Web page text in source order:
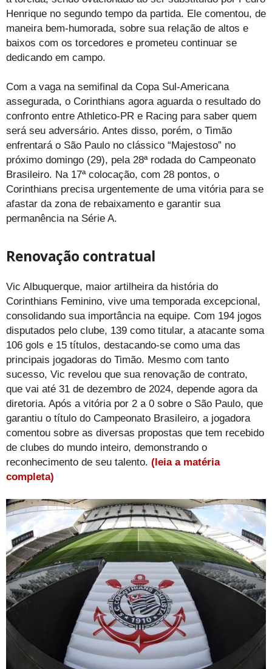
Henrique no segundo tempo da partida. Ele comentou, de
maneira bem-humorada, sobre sua relação de altos e
baixos com os torcedores e prometeu continuar se
dedicando em campo.
Com a vaga na semifinal da Copa Sul-Americana
assegurada, o Corinthians agora aguarda o resultado do
confronto entre Athletico-PR e Racing para saber quem
será seu adversário. Antes disso, porém, o Timão
enfrentará o São Paulo no clássico “Majestoso” no
próximo domingo (29), pela 28ª rodada do Campeonato
Brasileiro. Na 17ª colocação, com 28 pontos, o
Corinthians precisa urgentemente de uma vitória para se
afastar da zona de rebaixamento e garantir sua
permanência na Série A.
Renovação contratual
Vic Albuquerque, maior artilheira da história do
Corinthians Feminino, vive uma temporada excepcional,
consolidando sua importância na equipe. Com 194 jogos
disputados pelo clube, 139 como titular, a atacante soma
106 gols e 15 títulos, destacando-se como uma das
principais jogadoras do Timão. Mesmo com tanto
sucesso, Vic revelou que sua renovação de contrato,
que vai até 31 de dezembro de 2024, depende agora da
diretoria. Após a vitória por 2 a 0 sobre o São Paulo, que
garantiu o título do Campeonato Brasileiro, a jogadora
comentou sobre as diversas propostas que tem recebido
de clubes do mundo inteiro, demonstrando o
reconhecimento de seu talento. (leia a matéria
completa)